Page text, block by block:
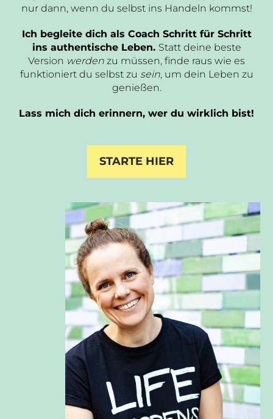
nur dann, wenn du selbst ins Handeln kommst!
Ich begleite dich als Coach Schritt für Schritt
ins authentische Leben. Statt deine beste
Version werden zu müssen, finde raus wie es
funktioniert du selbst zu sein, um dein Leben zu
genießen.
Lass mich dich erinnern, wer du wirklich bist!
STARTE HIER